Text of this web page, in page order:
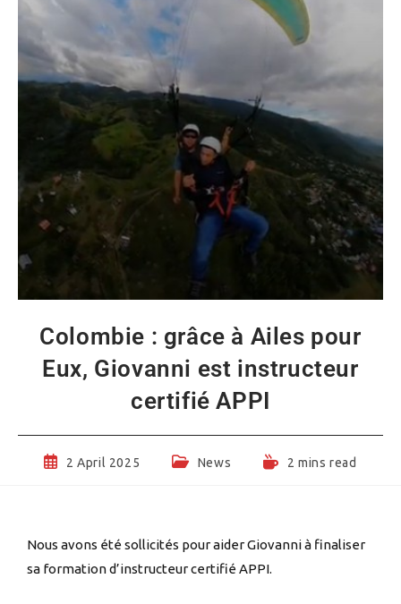
Colombie : grâce à Ailes pour
Eux, Giovanni est instructeur
certifié APPI
2 April 2025 News 2 mins read
Nous avons été sollicités pour aider Giovanni à finaliser
sa formation d’instructeur certifié APPI.